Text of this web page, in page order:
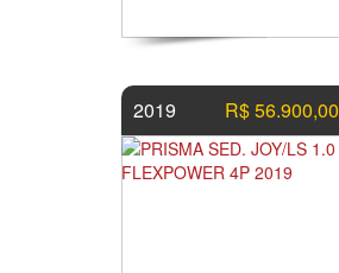
2019 R$ 56.900,00